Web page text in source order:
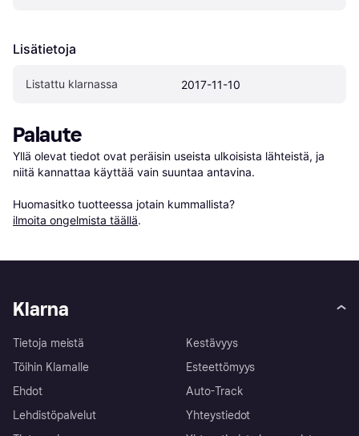
Lisätietoja
Listattu klarnassa 2017-11-10
Palaute
Yllä olevat tiedot ovat peräisin useista ulkoisista lähteistä, ja
niitä kannattaa käyttää vain suuntaa antavina.
Huomasitko tuotteessa jotain kummallista?
ilmoita ongelmista täällä.
Klarna
Tietoja meistä
Töihin Klarnalle
Ehdot
Lehdistöpalvelut
Kestävyys
Esteettömyys
Auto-Track
Yhteystiedot